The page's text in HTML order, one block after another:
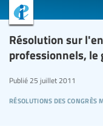
Résolution sur
professionnels,
résolutions des congrès
Publié 25 juillet 2011